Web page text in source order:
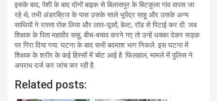
इसके बाद, पेशी के बाद दोनों बाइक से बिलासपुर के बिटकुला गांव वापस जा
रहे थे, तभी अंडरब्रिज के पास उसके साले भूपेंद्र साहू और उसके अन्य
साथियों ने रास्ता रोक लिया और लात-घूसों, बेल्ट, रॉड से पिटाई कर दी. जब
शिक्षक के पिता महावीर साहू, बीच-बचाव करने गए तो उन्हें धक्का देकर सड़क
पर गिरा दिया गया. घटना के बाद सभी बदमाश भाग निकले. इस घटना में
शिक्षक के शरीर के कई हिस्सों में चोट आई है. फिलहाल, मामले में पुलिस ने
अपराध दर्ज कर जांच कर रही है.
Related posts: